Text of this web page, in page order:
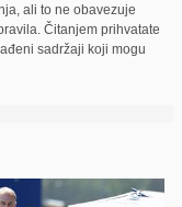
ali to ne obavezuje
Čitanjem prihvatate
sadržaji koji mogu